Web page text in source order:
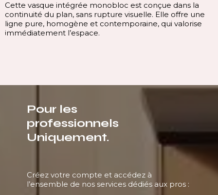
Cette vasque intégrée monobloc est conçue dans la
continuité du plan, sans rupture visuelle. Elle offre une
ligne pure, homogène et contemporaine, qui valorise
immédiatement l’espace.
Pour les
professionnels
Uniquement.
Créez votre compte et accédez à
l’ensemble de nos services dédiés aux pros :